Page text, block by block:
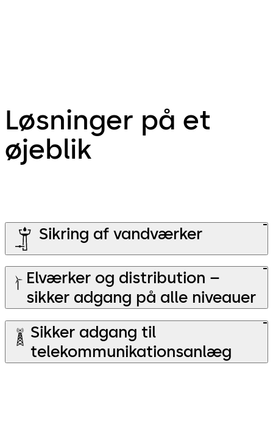
Løsninger på et
øjeblik
Sikring af vandværker
Elværker og distribution –
sikker adgang på alle niveauer
Sikker adgang til
telekommunikationsanlæg